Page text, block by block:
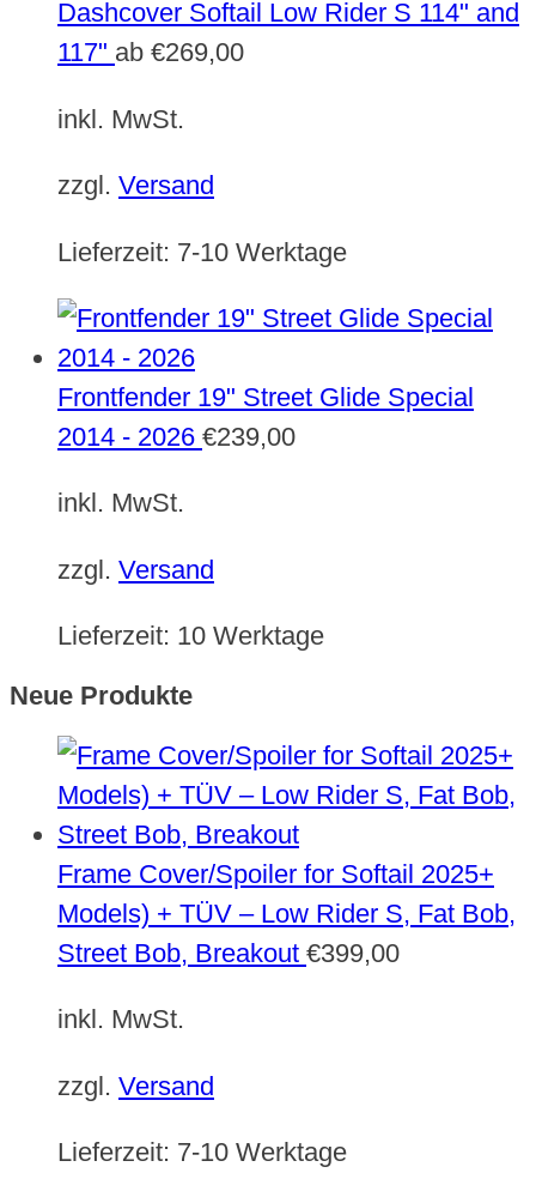
Dashcover Softail Low Rider S 114" and
117" ab €269,00
inkl. MwSt.
zzgl. Versand
Lieferzeit: 7-10 Werktage
Frontfender 19" Street Glide Special
2014 - 2026 €239,00
inkl. MwSt.
zzgl. Versand
Lieferzeit: 10 Werktage
Neue Produkte
Frame Cover/Spoiler for Softail 2025+
Models) + TÜV – Low Rider S, Fat Bob,
Street Bob, Breakout €399,00
inkl. MwSt.
zzgl. Versand
Lieferzeit: 7-10 Werktage